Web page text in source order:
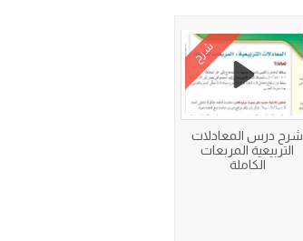
شرح
شرح درس المعادلات
التربيعية المربعات
الكاملة